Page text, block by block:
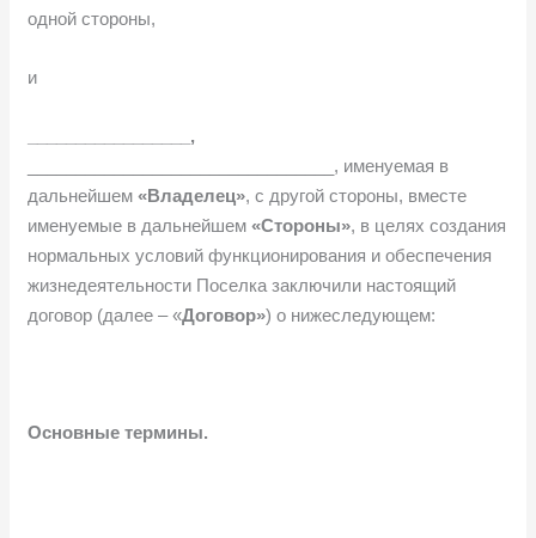
одной стороны,
и
_________________,
________________________________, именуемая в
дальнейшем«Владелец», с другой стороны, вместе
именуемые в дальнейшем«Стороны», в целях создания
нормальных условий функционирования и обеспечения
жизнедеятельности Поселка заключили настоящий
договор (далее – «Договор») о нижеследующем:
Основные термины.